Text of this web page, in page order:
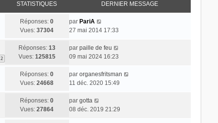
STATISTIQUES DERNIER MESSAGE
Réponses:0
Vues:37304
par PariA
27 mai 2014 17:33
2
Réponses: 13
Vues: 125815
par paille de feu
09 mai 2024 16:23
Réponses:0
Vues:24668
par organesfritsman
11 déc. 2020 15:49
Réponses:0
Vues:27864
par gotta
08 déc. 2019 21:29